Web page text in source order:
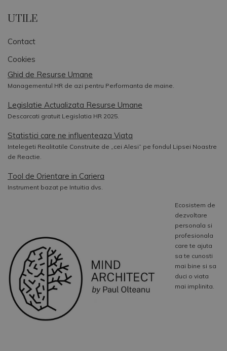
UTILE
Contact
Cookies
Ghid de Resurse Umane
Managementul HR de azi pentru Performanta de maine.
Legislatie Actualizata Resurse Umane
Descarcati gratuit Legislatia HR 2025.
Statistici care ne influenteaza Viata
Intelegeti Realitatile Construite de „cei Alesi” pe fondul Lipsei Noastre
de Reactie.
Tool de Orientare in Cariera
Instrument bazat pe Intuitia dvs.
Ecosistem de
dezvoltare
personala si
profesionala
care te ajuta
sa te cunosti
mai bine si sa
duci o viata
mai implinita.